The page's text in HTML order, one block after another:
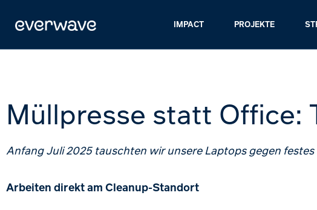
IMPACT PROJEKTE
Müllpresse statt Office:
Anfang Juli 2025 tauschten wir unsere Laptops gegen
Arbeiten direkt am Cleanup-Standort